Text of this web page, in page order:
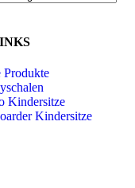
Produkte
Kindersitze
Kindersitze